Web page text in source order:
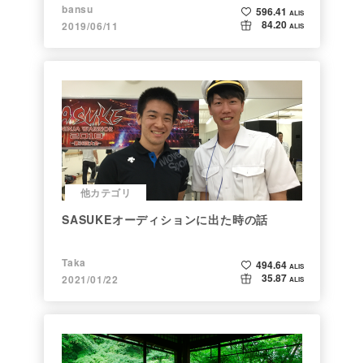
bansu
2019/06/11
596.41 ALIS
84.20 ALIS
他カテゴリ
SASUKEオーディションに出た時の話
Taka
2021/01/22
494.64 ALIS
35.87 ALIS